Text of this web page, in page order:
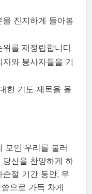
진지하게 돌아봅
를 재정립합니다.
와 봉사자들을 기
한 기도 제목을 올
모인 우리를 불러
당신을 찬양하게 하
절 기간 동안, 우
으로 가득 차게